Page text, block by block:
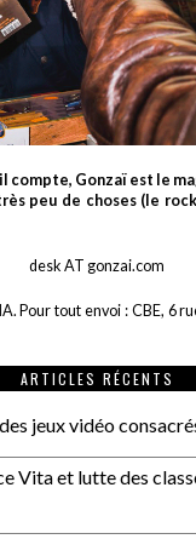
compte, Gonzaï est le
peu de choses (le
desk AT gonzai.com
Pour tout envoi : CBE, 6
ARTICLES RÉCENTS
jeux vidéo
Vita et lutte des